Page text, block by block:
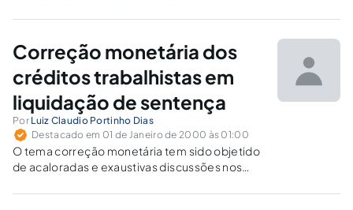
supressão da liquidação, legitimidade das partes e
Correção monetária dos
créditos trabalhistas em
liquidação de sentença
Por Luiz Claudio Portinho Dias
Destacado em 01 de Janeiro de 2000 às 01:00
O tema correção monetária tem sido objetido
de acaloradas e exaustivas discussões nos
nos muito natural num país que conviveu